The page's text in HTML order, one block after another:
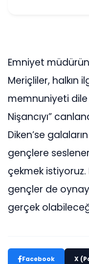
Emniyet
Meriçliler, halkın
memnuniyeti dile
Nişancıyı”
Diken’se
gençlere
çekmek
gençler de
gerçek
Facebook X